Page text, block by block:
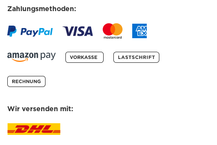
Zahlungsmethoden:
Wir versenden mit: